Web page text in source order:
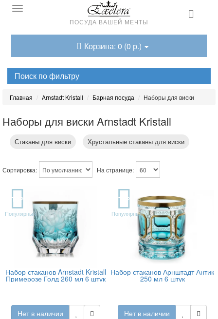
ПОСУДА ВАШЕЙ МЕЧТЫ
Корзина: 0 (0 р.)
Поиск по фильтру
Главная Arnstadt Kristall Барная посуда Наборы для виски
Наборы для виски Arnstadt Kristall
Стаканы для виски Хрустальные стаканы для виски
Сортировка: На странице:
TOP
Популярный
Набор стаканов Arnstadt Kristall
Примерозе Голд 260 мл 6 штук
Нет в наличии
TOP
Популярный
Набор стаканов Арнштадт Антик
250 мл 6 штук
Нет в наличии